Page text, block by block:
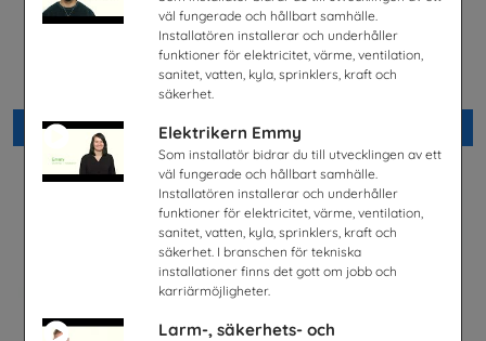
väl fungerade och hållbart samhälle.
Installatören installerar och underhåller
funktioner för elektricitet, värme, ventilation,
sanitet, vatten, kyla, sprinklers, kraft och
säkerhet.
Elektrikern Emmy
Som installatör bidrar du till utvecklingen av ett
väl fungerade och hållbart samhälle.
Installatören installerar och underhåller
funktioner för elektricitet, värme, ventilation,
sanitet, vatten, kyla, sprinklers, kraft och
säkerhet. I branschen för tekniska
installationer finns det gott om jobb och
karriärmöjligheter.
Larm-, säkerhets- och
Möjligheter med el- och
energiprogrammet
Installatörsföretagen Service i
Beställ 0kr
Lastbilschaufför-Ett
framtidsjobb
TYA